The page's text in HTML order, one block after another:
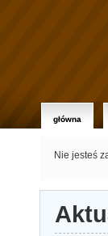
główna
Nie jesteś